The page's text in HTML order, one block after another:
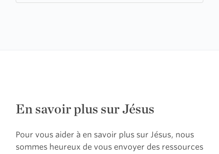
En savoir plus sur Jésus
Pour vous aider à en savoir plus sur Jésus, nous
sommes heureux de vous envoyer des ressources